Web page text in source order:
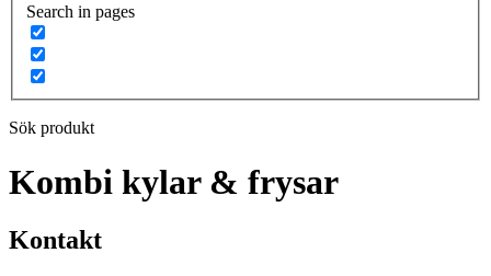
Search in pages
Sök produkt
Kombi kylar & frysar
Kontakt